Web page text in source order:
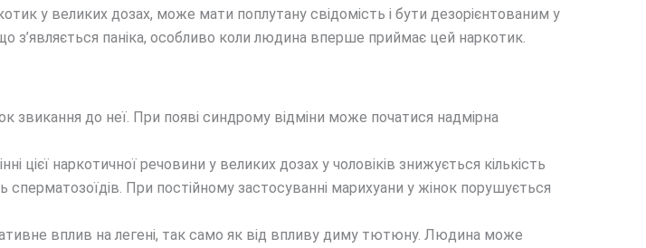
у великих дозах, може мати поплутану свідомість і бути дезорієнтованим у
з’являється паніка, особливо коли людина вперше приймає цей наркотик.
до неї. При появі синдрому відміни може початися надмірна
наркотичної речовини у великих дозах у чоловіків знижується кількість
При постійному застосуванні марихуани у жінок порушується
вплив на легені, так само як від впливу диму тютюну. Людина може